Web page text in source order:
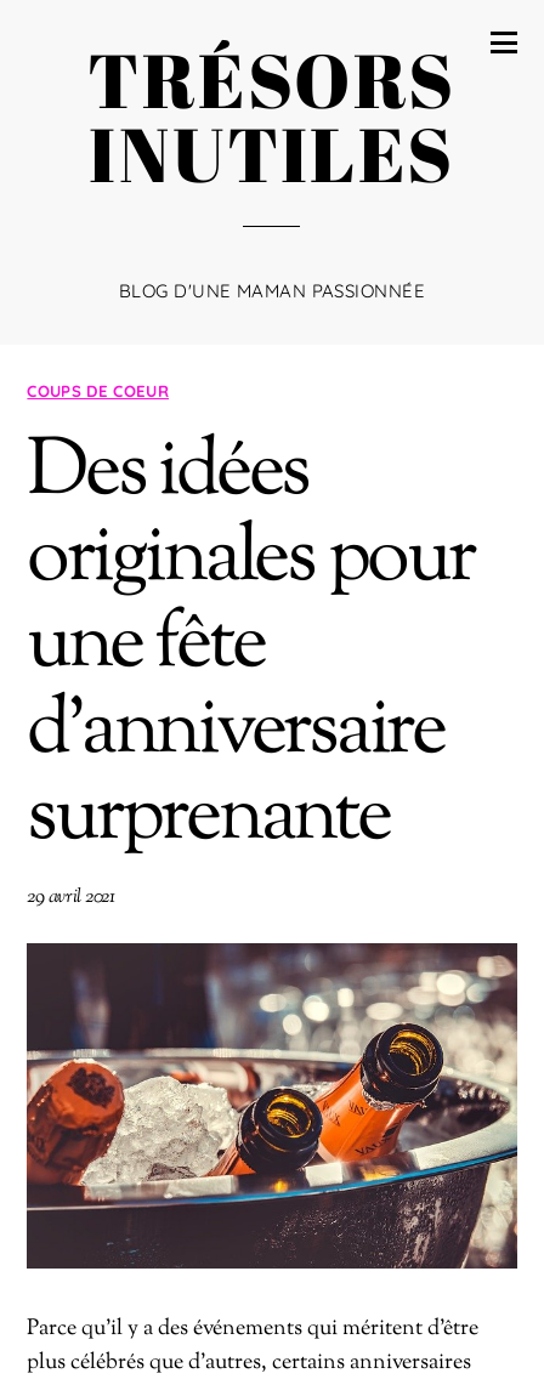
TRÉSORS
INUTILES
BLOG D'UNE MAMAN PASSIONNÉE
COUPS DE COEUR
Des idées
originales pour
une fête
d’anniversaire
surprenante
29 avril 2021
Parce qu’il y a des événements qui méritent d’être
plus célébrés que d’autres, certains anniversaires